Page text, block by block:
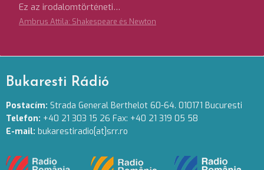
Ez az irodalomtörténeti…
Ambrus Attila: Shakespeare és Newton
Bukaresti Rádió
Postacím: Strada General Berthelot 60-64. 010171 Bucuresti
Telefon: +40 21 303 15 26 Fax: +40 21 319 05 58
E-mail: bukarestiradio[at]srr.ro